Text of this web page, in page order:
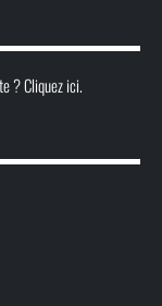
? Cliquez ici.